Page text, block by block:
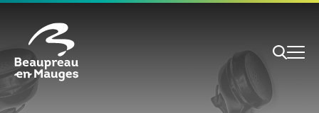
Cookies management panel